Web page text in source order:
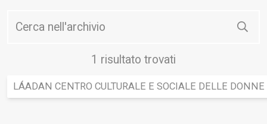
1 risultato trovati
LÁADAN CENTRO CULTURALE E SOCIALE DELLE DONNE